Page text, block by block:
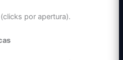
por apertura).